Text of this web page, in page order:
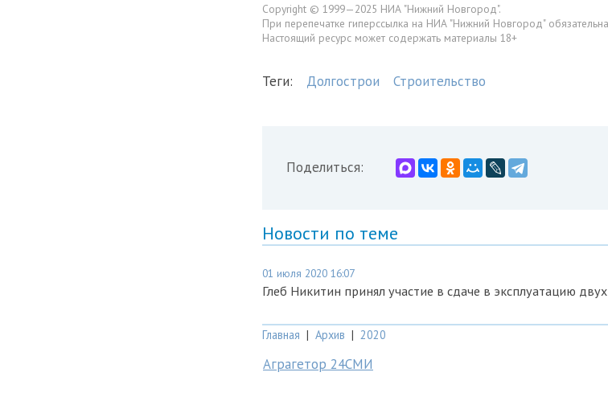
Copyright © 1999—2025 НИА "Нижний Новгород".
При перепечатке гиперссылка на НИА "Нижний Новгород"
Настоящий ресурс может содержать материалы 18+
Теги: Долгострои Строительство
Поделиться:
Новости по теме
01 июля 2020 16:07
Глеб Никитин принял участие в сдаче в эксплуатацию
Главная | Архив | 2020
Аграгетор 24СМИ